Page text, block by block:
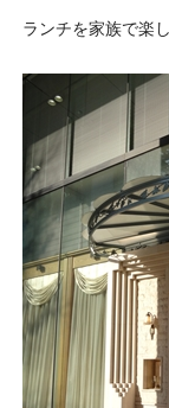
ランチを家族で楽
サラリーマン大家さ
ム、大家さん自ら行
on書籍出版、多拠点